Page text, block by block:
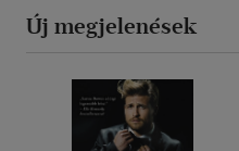
Új megjelenések